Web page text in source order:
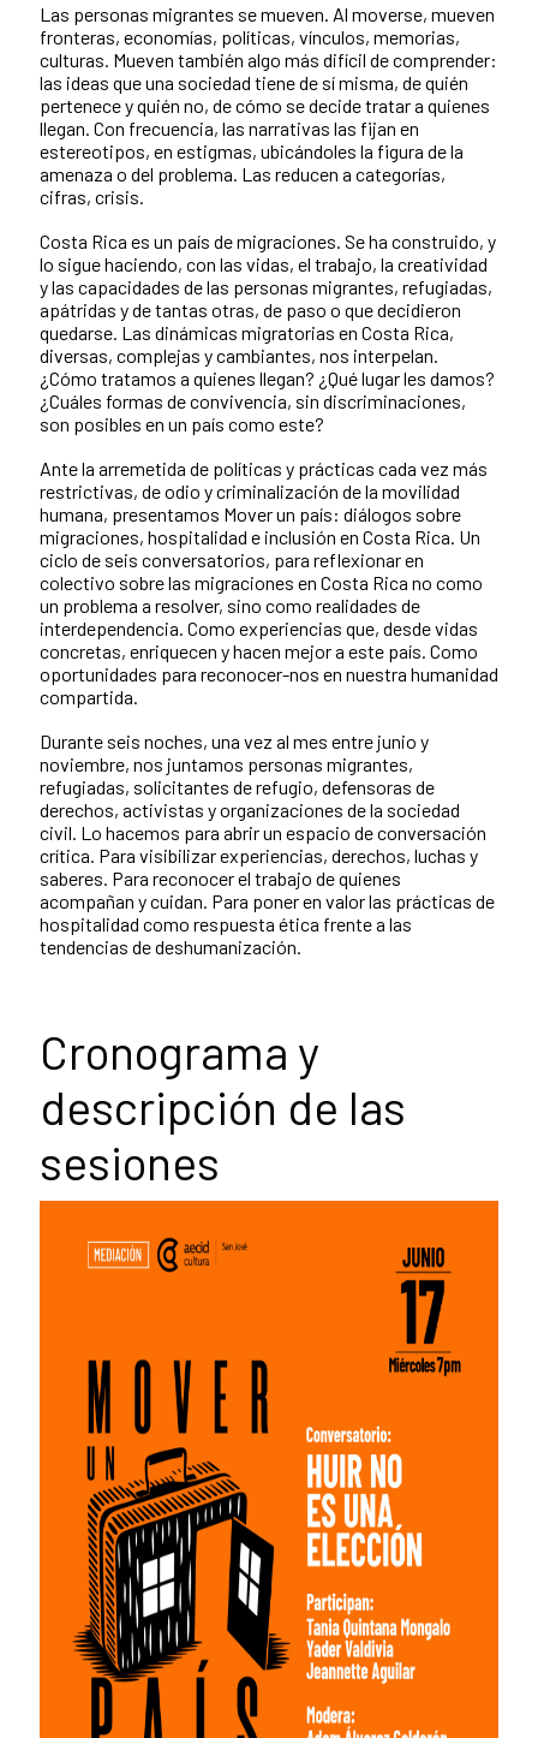
Las personas migrantes se mueven. Al moverse, mueven
fronteras, economías, políticas, vínculos, memorias,
culturas. Mueven también algo más difícil de comprender:
las ideas que una sociedad tiene de sí misma, de quién
pertenece y quién no, de cómo se decide tratar a quienes
llegan. Con frecuencia, las narrativas las fijan en
estereotipos, en estigmas, ubicándoles la figura de la
amenaza o del problema. Las reducen a categorías,
cifras, crisis.
Costa Rica es un país de migraciones. Se ha construido, y
lo sigue haciendo, con las vidas, el trabajo, la creatividad
y las capacidades de las personas migrantes, refugiadas,
apátridas y de tantas otras, de paso o que decidieron
quedarse. Las dinámicas migratorias en Costa Rica,
diversas, complejas y cambiantes, nos interpelan.
¿Cómo tratamos a quienes llegan? ¿Qué lugar les damos?
¿Cuáles formas de convivencia, sin discriminaciones,
son posibles en un país como este?
Ante la arremetida de políticas y prácticas cada vez más
restrictivas, de odio y criminalización de la movilidad
humana, presentamos Mover un país: diálogos sobre
migraciones, hospitalidad e inclusión en Costa Rica. Un
ciclo de seis conversatorios, para reflexionar en
colectivo sobre las migraciones en Costa Rica no como
un problema a resolver, sino como realidades de
interdependencia. Como experiencias que, desde vidas
concretas, enriquecen y hacen mejor a este país. Como
oportunidades para reconocer-nos en nuestra humanidad
compartida.
Durante seis noches, una vez al mes entre junio y
noviembre, nos juntamos personas migrantes,
refugiadas, solicitantes de refugio, defensoras de
derechos, activistas y organizaciones de la sociedad
civil. Lo hacemos para abrir un espacio de conversación
crítica. Para visibilizar experiencias, derechos, luchas y
saberes. Para reconocer el trabajo de quienes
acompañan y cuidan. Para poner en valor las prácticas de
hospitalidad como respuesta ética frente a las
tendencias de deshumanización.
Cronograma y
descripción de las
sesiones